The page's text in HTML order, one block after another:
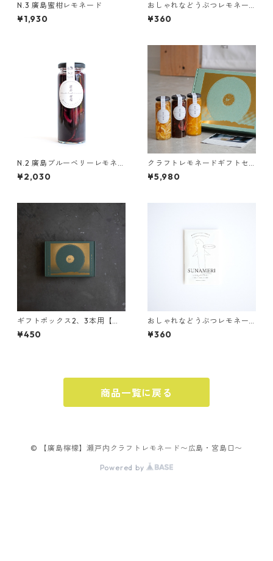
N.3 廣島蜜柑レモネード
¥1,930
おしゃれなどうぶつレモネー
ド 〜みやじまのシカ〜【ジ
ンジャーレモネードパウダ
¥360
N.2 廣島ブルーベリーレモネー
ド
¥2,030
クラフトレモネードギフトセ
ット【島の果実3種セット】
¥5,980
ギフトボックス2、3本用【箱
のみ】
¥450
おしゃれなどうぶつレモネー
ド 〜スナメリ〜【広島レモ
ネードパウダー】2包入り
¥360
商品一覧に戻る
© 【廣島檸檬】瀬戸内クラフトレモネード〜広島・宮島口〜
Powered by